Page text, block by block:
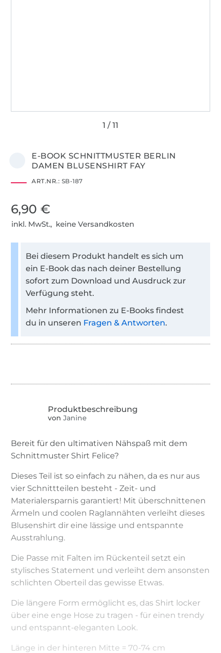
E-BOOK SCHNITTMUSTER BERLIN
DAMEN BLUSENSHIRT FAY
ART.NR.: SB-187
6,90 €
inkl. MwSt., keine Versandkosten
Bei diesem Produkt handelt es sich um
ein E-Book das nach deiner Bestellung
sofort zum Download und Ausdruck zur
Verfügung steht.
Mehr Informationen zu E-Books findest
du in unseren Fragen & Antworten.
von Janine
Bereit für den ultimativen Nähspaß mit dem
Schnittmuster Shirt Felice?
Dieses Teil ist so einfach zu nähen, da es nur aus
vier Schnittteilen besteht - Zeit- und
Materialersparnis garantiert! Mit überschnittenen
Ärmeln und coolen Raglannähten verleiht dieses
Blusenshirt dir eine lässige und entspannte
Ausstrahlung.
Die Passe mit Falten im Rückenteil setzt ein
stylisches Statement und verleiht dem ansonsten
schlichten Oberteil das gewisse Etwas.
Die längere Form ermöglicht es, das Shirt locker
über eine enge Hose zu tragen - für einen trendy
und entspannt-eleganten Look.
Länge in der hinteren Mitte = 70-74 cm